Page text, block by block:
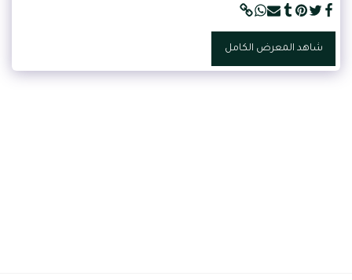
شاهد المعرض الكامل